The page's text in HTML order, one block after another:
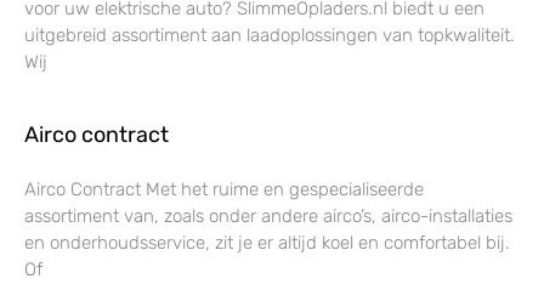
voor uw elektrische auto? SlimmeOpladers.nl biedt u een
uitgebreid assortiment aan laadoplossingen van topkwaliteit.
Wij
Airco contract
Airco Contract Met het ruime en gespecialiseerde
assortiment van, zoals onder andere airco’s, airco-installaties
en onderhoudsservice, zit je er altijd koel en comfortabel bij.
Of